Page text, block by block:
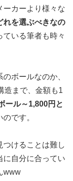
ーカーより様々な
れを選ぶべきなの
ている筆者も時々
ボールなのか、
造まで、金額も1
ール～1,800円と
です。
つけることは難し
に自分に合ってい
www